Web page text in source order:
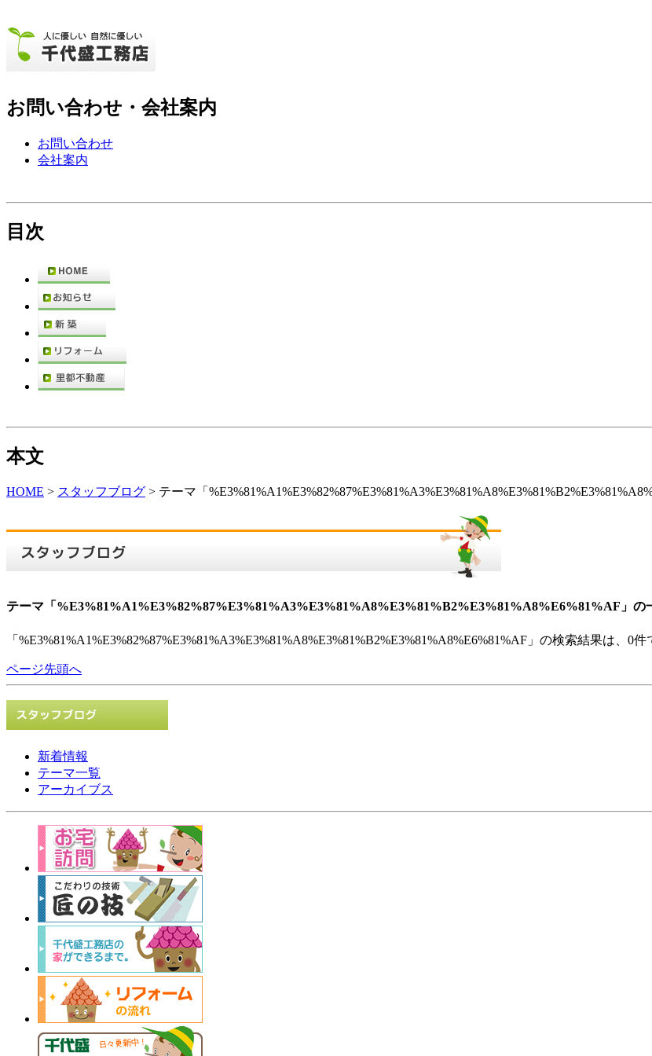
お問い合わせ・会社案内
お問い合わせ
会社案内
目次
本文
HOME > スタッフブログ > テーマ「
テーマ「%E3%81%A1%E3%82%87%E3%81%A3%E3%81%A8%E3%81%B2%E3%81%A8%E6%81%AF」の
「%E3%81%A1%E3%82%87%E3%81%A3%E3%81%A8%E3%81%B2%E3%81%A8%E6%81%AF」の検索結果は、0件
ページ先頭へ
新着情報
テーマ一覧
アーカイブス